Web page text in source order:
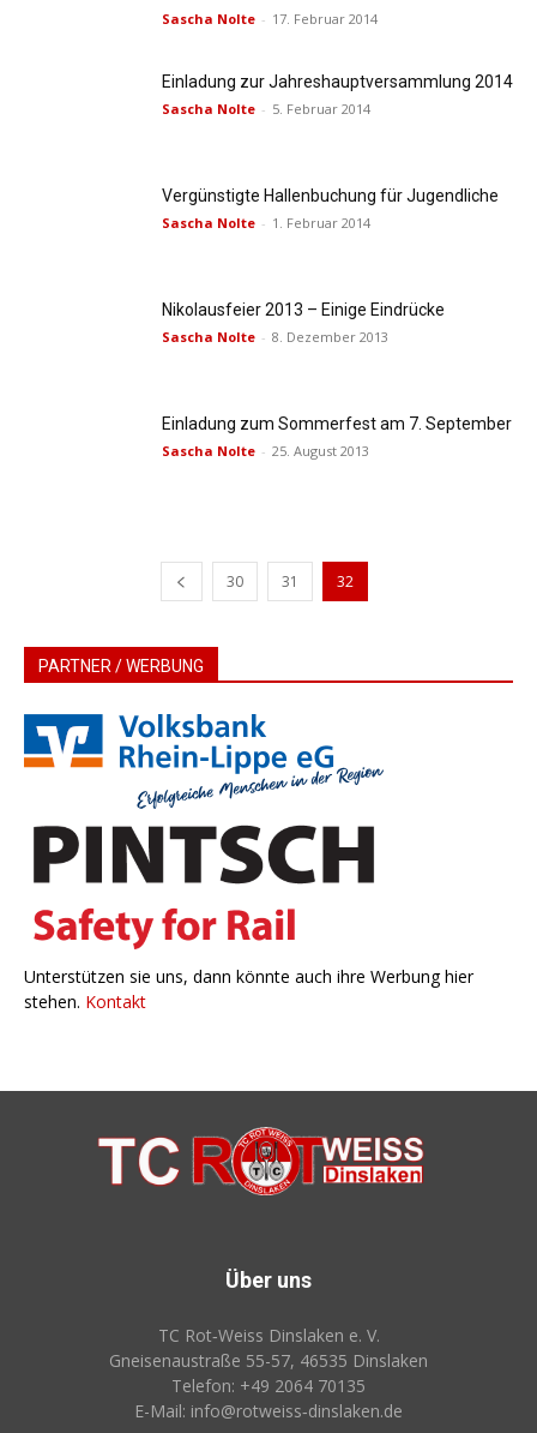
Sascha Nolte - 17. Februar 2014
Einladung zur Jahreshauptversammlung 2014
Sascha Nolte - 5. Februar 2014
Vergünstigte Hallenbuchung für Jugendliche
Sascha Nolte - 1. Februar 2014
Nikolausfeier 2013 – Einige Eindrücke
Sascha Nolte - 8. Dezember 2013
Einladung zum Sommerfest am 7. September
Sascha Nolte - 25. August 2013
30 31 32
PARTNER / WERBUNG
Unterstützen sie uns, dann könnte auch ihre Werbung hier
stehen. Kontakt
Über uns
TC Rot‑Weiss Dinslaken e. V.
Gneisenaustraße 55-57, 46535 Dinslaken
Telefon: +49 2064 70135
E-Mail: info@rotweiss‑dinslaken.de